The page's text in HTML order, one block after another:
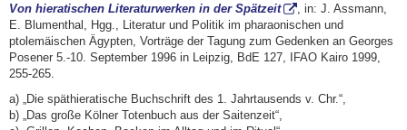
Von hieratischen Literaturwerken in der Spätzeit
, in: J. Assmann,
E. Blumenthal, Hgg., Literatur und Politik im pharaonischen und
ptolemäischen Ägypten, Vorträge der Tagung zum Gedenken an Georges
Posener 5.-10. September 1996 in Leipzig, BdE 127, IFAO Kairo 1999,
255-265.
a) „Die späthieratische Buchschrift des 1. Jahrtausends v. Chr.“,
b) „Das große Kölner Totenbuch aus der Saitenzeit“,